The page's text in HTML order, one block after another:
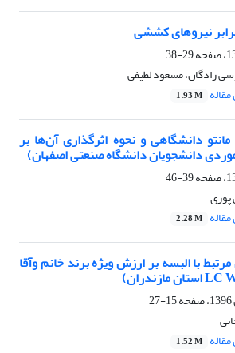
نیروهای کششی
29-38
زادگان، مسعود لطیفی
1.93 M
دانشگاهی و نحوه اثرگذاری آن‌ها بر
موردی دانشجویان دانشگاه صنعتی اصفهان)
39-46
پوری
2.28 M
با البسه بر ارزش ویژه برند خانم وآقا
15-27
1.52 M